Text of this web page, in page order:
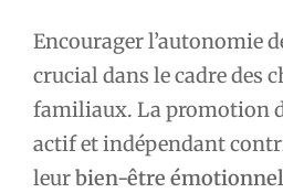
Encourager l’autonomie
crucial dans le cadre des
familiaux. La promotion
actif et indépendant
leurbien-être émotionnel